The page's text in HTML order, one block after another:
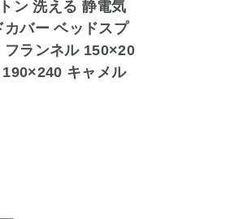
ン 洗える 静電気
カバー ベッドスプ
フランネル 150×20
キャメル